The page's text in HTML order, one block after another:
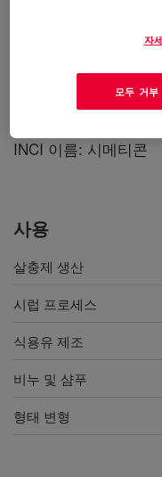
분의 1 정도로 낮은
나입니다. 연간 식품
하는 특정 지역에서
INCI 이름: 시메티콘
사용
살충제 생산
시럽 프로세스
식용유 제조
비누 및 샴푸
형태 변형
자
모두 거부